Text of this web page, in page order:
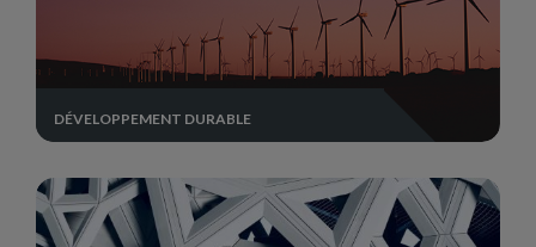
DÉVELOPPEMENT DURABLE